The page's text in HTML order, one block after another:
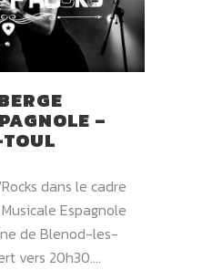
–
dans le cadre
Espagnole
de Blenod-les-
vers 20h30....